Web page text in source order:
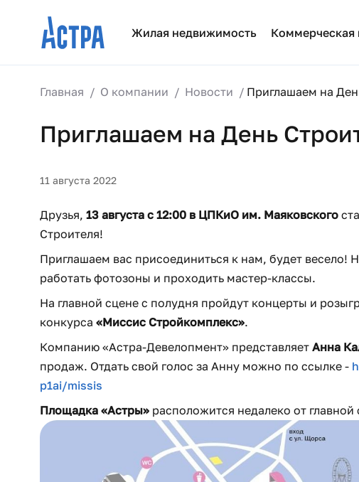
Жилая недвижимость
Главная О компании Новости Приглашаем на
Приглашаем на День
11 августа 2022
Друзья, 13 августа с 12:00 в ЦПКиО им. Маяковского
Строителя!
Приглашаем вас присоединиться к нам, будет весело!
работать фотозоны и проходить мастер-классы.
На главной сцене с полудня пройдут концерты и
конкурса «Миссис Стройкомплекс».
Компанию «Астра-Девелопмент» представляет Анна
продаж. Отдать свой голос за Анну можно по ссылке -
p1ai/missis
Площадка «Астры» расположится недалеко от